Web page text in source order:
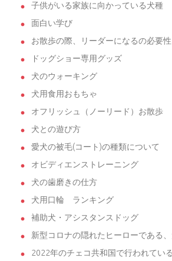
子供がいる家族に向かっている犬種
面白い学び
お散歩の際、リーダーになるの必要性
ドッグショー専用グッズ
犬のウォーキング
犬用食用おもちゃ
オフリッシュ（ノーリード）お散歩
犬との遊び方
愛犬の被毛(コート)の種類について
オビディエンストレーニング
犬の歯磨きの仕方
犬用口輪 ランキング
補助犬・アシスタンスドッグ
新型コロナの隠れたヒーローである
2022年のチェコ共和国で行われてい